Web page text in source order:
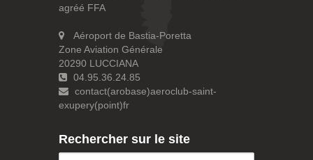
agréé FFA
Aéroport de Bastia-Poretta
Zone Aviation Générale
20290 LUCCIANA
04.95.36.24.85
contact(arobase)aeroclub-saint-
exupery(point)fr
Rechercher sur le site